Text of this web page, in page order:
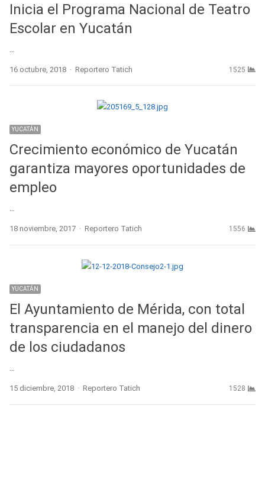
Inicia el Programa Nacional de Teatro
Escolar en Yucatán
16 octubre, 2018 Author
Reportero Tatich 1525
YUCATÁN
Crecimiento económico de Yucatán
garantiza mayores oportunidades de
empleo
…
18 noviembre, 2017 Author
Reportero Tatich 1556
YUCATÁN
El Ayuntamiento de Mérida, con total
transparencia en el manejo del dinero
de los ciudadanos
…
15 diciembre, 2018 Author
Reportero Tatich 1528